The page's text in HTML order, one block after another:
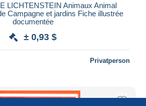
LICHTENSTEIN Animaux Animal
Campagne et jardins Fiche illustrée
documentée
± 0,93 $
Privatperson